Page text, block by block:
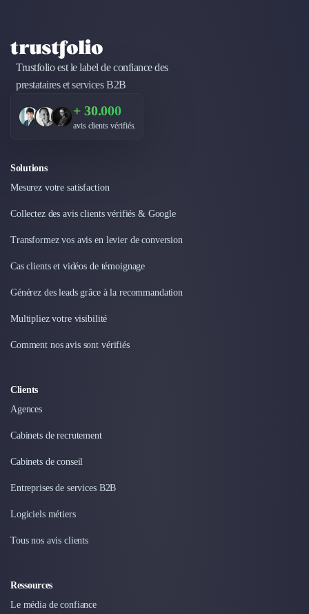
Product Management
Internet of Things (IoT)
Design Industriel
Packaging & Emballages
Support Client
Téléphonie & Télécommunication
BI, Analytics & Big Data
Graphisme & Illustration
Stratégie Digitale
Création de Site Internet
Développement d'Application Mobile
Direction Artistique
Cybersécurité
Réalité Virtuelle (VR)
Bureaux d'Entreprise
Impression
Logistique
Traiteur & Restauration
Sourcing et Imports
Office Management
Autres
Réhabilitation et maintenance
Trustfolio est le label de confiance des
prestataires et services B2B
+ 30.000
avis clients vérifiés.
Solutions
Mesurez votre satisfaction
Collectez des avis clients vérifiés & Google
Transformez vos avis en levier de conversion
Cas clients et vidéos de témoignage
Générez des leads grâce à la recommandation
Multipliez votre visibilité
Comment nos avis sont vérifiés
Clients
Agences
Cabinets de recrutement
Cabinets de conseil
Entreprises de services B2B
Logiciels métiers
Tous nos avis clients
Ressources
Le média de confiance